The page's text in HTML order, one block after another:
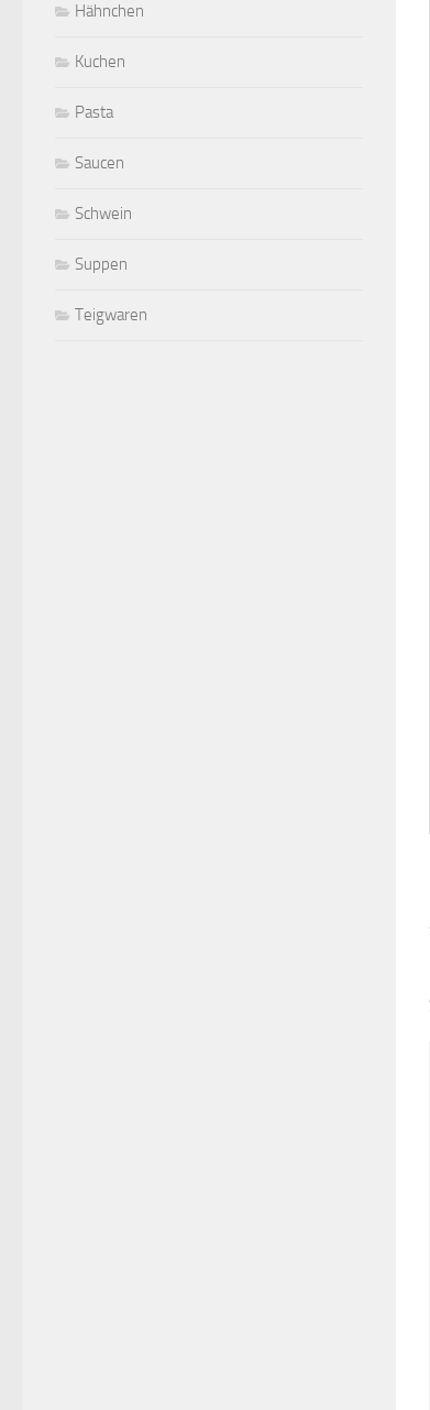
Hähnchen
Kuchen
Pasta
Saucen
Schwein
Suppen
Teigwaren